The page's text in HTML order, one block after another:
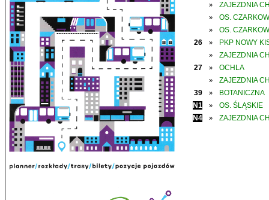
» ZAJEZDNIA
» OS.
»
OS.
26
» PKP NOWY
»
ZAJEZDNIA
27
» OCHLA
»
ZAJEZDNIA
39
»
BOTANICZNA
N1
»
OS. ŚLĄSKIE
N4
» ZAJEZDNIA